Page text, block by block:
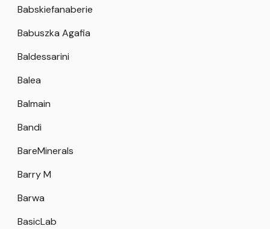
Babskiefanaberie
Babuszka Agafia
Baldessarini
Balea
Balmain
Bandi
BareMinerals
Barry M
Barwa
BasicLab